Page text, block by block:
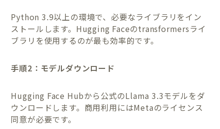
Python 3.9以上の環境で、必要なライブラリをイン
ストールします。Hugging Faceのtransformersライ
ブラリを使用するのが最も効率的です。
手順2：モデルダウンロード
Hugging Face Hubから公式のLlama 3.3モデルをダ
ウンロードします。商用利用にはMetaのライセンス
同意が必要です。